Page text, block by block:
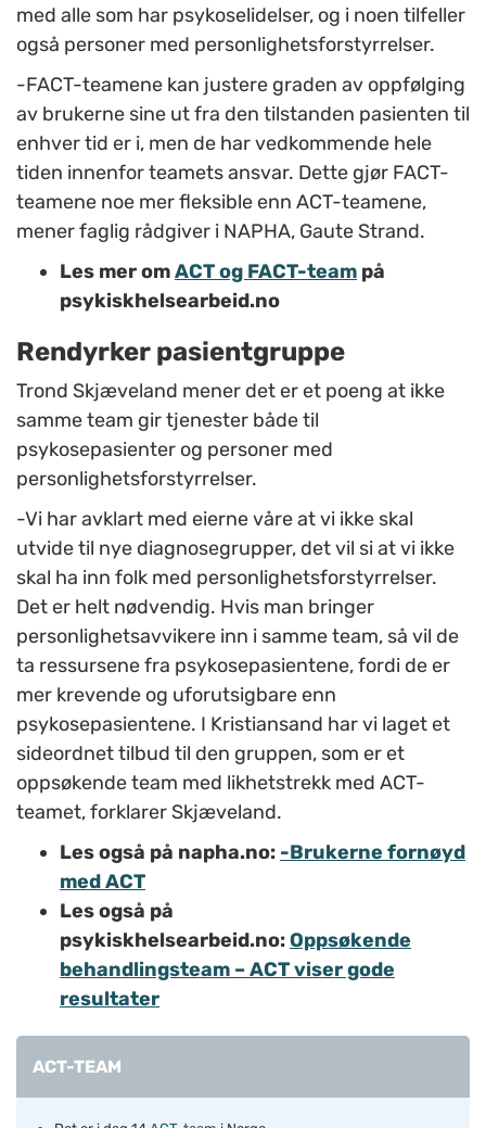
med alle som har psykoselidelser, og i noen tilfeller
også personer med personlighetsforstyrrelser.
-FACT-teamene kan justere graden av oppfølging
av brukerne sine ut fra den tilstanden pasienten til
enhver tid er i, men de har vedkommende hele
tiden innenfor teamets ansvar. Dette gjør FACT-
teamene noe mer fleksible enn ACT-teamene,
mener faglig rådgiver i NAPHA, Gaute Strand.
Les mer omACT og FACT-team på
psykiskhelsearbeid.no
Rendyrker pasientgruppe
Trond Skjæveland mener det er et poeng at ikke
samme team gir tjenester både til
psykosepasienter og personer med
personlighetsforstyrrelser.
-Vi har avklart med eierne våre at vi ikke skal
utvide til nye diagnosegrupper, det vil si at vi ikke
skal ha inn folk med personlighetsforstyrrelser.
Det er helt nødvendig. Hvis man bringer
personlighetsavvikere inn i samme team, så vil de
ta ressursene fra psykosepasientene, fordi de er
mer krevende og uforutsigbare enn
psykosepasientene. I Kristiansand har vi laget et
sideordnet tilbud til den gruppen, som er et
oppsøkende team med likhetstrekk med ACT-
teamet, forklarer Skjæveland.
Les også på napha.no: -Brukerne fornøyd
med ACT
Les også på
psykiskhelsearbeid.no:Oppsøkende
behandlingsteam – ACT viser gode
resultater
ACT-TEAM